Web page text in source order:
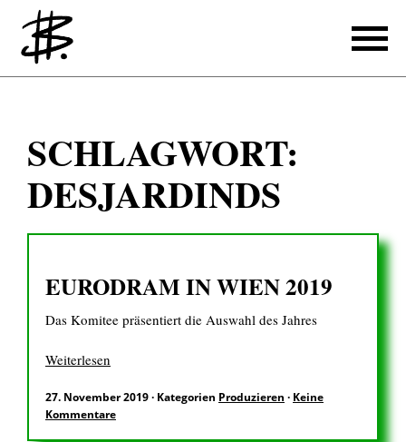
Schreiben
Referenzen
Produzieren
Übersetzen
Referenzen
Über mich
SCHLAGWORT:
DESJARDINDS
EURODRAM IN WIEN 2019
Das Komitee präsentiert die Auswahl des Jahres
Weiterlesen
27. November 2019· Kategorien Produzieren · Keine
Kommentare